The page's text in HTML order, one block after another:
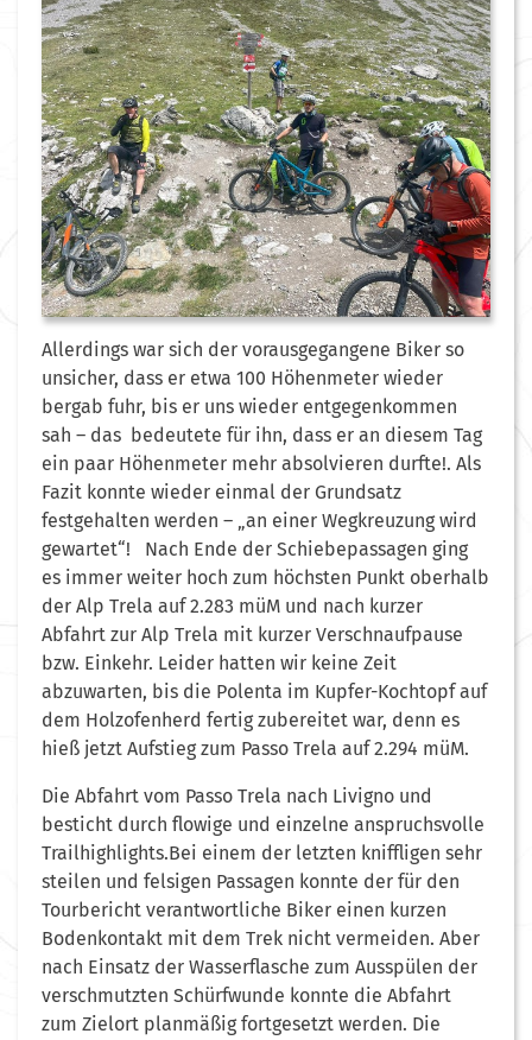
Allerdings war sich der vorausgegangene Biker so
unsicher, dass er etwa 100 Höhenmeter wieder
bergab fuhr, bis er uns wieder entgegenkommen
sah – das bedeutete für ihn, dass er an diesem Tag
ein paar Höhenmeter mehr absolvieren durfte!. Als
Fazit konnte wieder einmal der Grundsatz
festgehalten werden – „an einer Wegkreuzung wird
gewartet“! Nach Ende der Schiebepassagen ging
es immer weiter hoch zum höchsten Punkt oberhalb
der Alp Trela auf 2.283 müM und nach kurzer
Abfahrt zur Alp Trela mit kurzer Verschnaufpause
bzw. Einkehr. Leider hatten wir keine Zeit
abzuwarten, bis die Polenta im Kupfer-Kochtopf auf
dem Holzofenherd fertig zubereitet war, denn es
hieß jetzt Aufstieg zum Passo Trela auf 2.294 müM.
Die Abfahrt vom Passo Trela nach Livigno und
besticht durch flowige und einzelne anspruchsvolle
Trailhighlights.Bei einem der letzten kniffligen sehr
steilen und felsigen Passagen konnte der für den
Tourbericht verantwortliche Biker einen kurzen
Bodenkontakt mit dem Trek nicht vermeiden. Aber
nach Einsatz der Wasserflasche zum Ausspülen der
verschmutzten Schürfwunde konnte die Abfahrt
zum Zielort planmäßig fortgesetzt werden. Die